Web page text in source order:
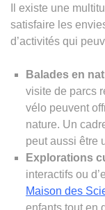
Il existe une
satisfaire les
d’activités qui
Balades en
visite de parcs
vélo peuvent
nature. Un
peut aussi être
Explorations
interactifs ou
Maison des